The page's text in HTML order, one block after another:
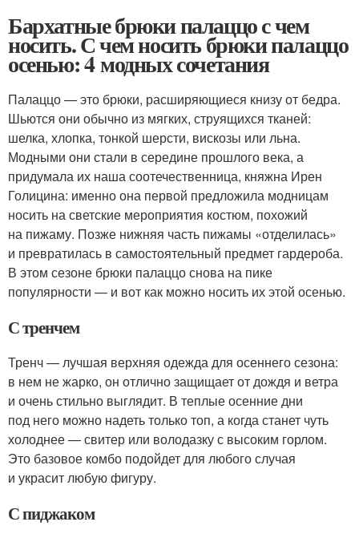
Бархатные брюки палаццо с чем
носить. С чем носить брюки палаццо
осенью: 4 модных сочетания
Палаццо — это брюки, расширяющиеся книзу от бедра.
Шьются они обычно из мягких, струящихся тканей:
шелка, хлопка, тонкой шерсти, вискозы или льна.
Модными они стали в середине прошлого века, а
придумала их наша соотечественница, княжна Ирен
Голицина: именно она первой предложила модницам
носить на светские мероприятия костюм, похожий
на пижаму. Позже нижняя часть пижамы «отделилась»
и превратилась в самостоятельный предмет гардероба.
В этом сезоне брюки палаццо снова на пике
популярности — и вот как можно носить их этой осенью.
С тренчем
Тренч — лучшая верхняя одежда для осеннего сезона:
в нем не жарко, он отлично защищает от дождя и ветра
и очень стильно выглядит. В теплые осенние дни
под него можно надеть только топ, а когда станет чуть
холоднее — свитер или володазку с высоким горлом.
Это базовое комбо подойдет для любого случая
и украсит любую фигуру.
С пиджаком